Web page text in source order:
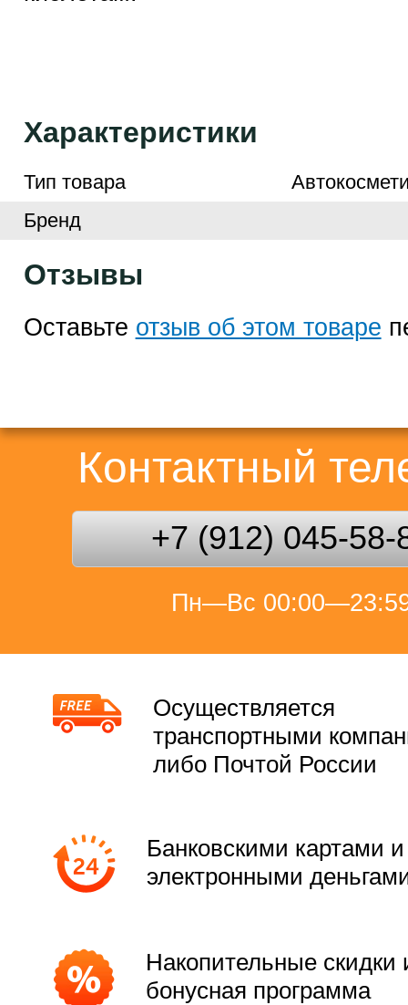
Характеристики
Тип товара
Бренд
Отзывы
Оставьте отзыв об этом товаре
Контактный
+7 (912) 045-58-
Пн—Вс
Осуществляется
транспортными
либо Почтой России
Банковскими картами и
электронными
Накопительные скидки
бонусная программа